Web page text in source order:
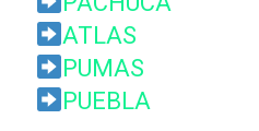
ATLAS
PUMAS
PUEBLA